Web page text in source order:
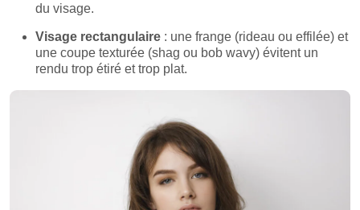
du visage.
Visage rectangulaire : une frange (rideau ou effilée) et
une coupe texturée (shag ou bob wavy) évitent un
rendu trop étiré et trop plat.